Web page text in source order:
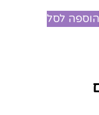
הוספה לסל